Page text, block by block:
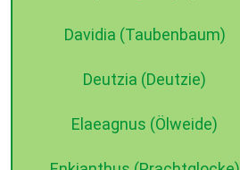
Davidia (Taubenbaum)
Deutzia (Deutzie)
Elaeagnus (Ölweide)